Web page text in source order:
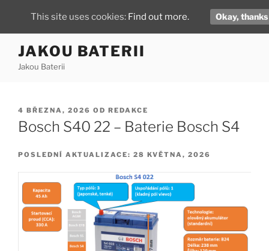
obsahu
JAKOU BATERII
Jakou Baterii
PUBLIKOVÁNO
4 BŘEZNA, 2026 OD REDAKCE
Bosch S40 22 – Baterie Bosch S4
POSLEDNÍ AKTUALIZACE: 28 KVĚTNA, 2026
This site uses cookies: Find out more. Okay, thanks